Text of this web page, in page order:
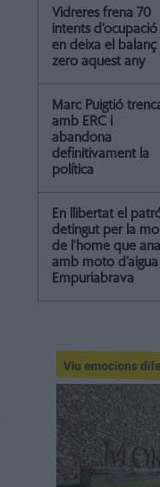
Vidreres frena 70
intents d’ocupació
en deixa el balanç
zero aquest any
Marc Puigtió
amb ERC i
abandona
definitivament la
política
En llibertat el
detingut per la
de l'home que
amb moto d’aigua
Empuriabrava